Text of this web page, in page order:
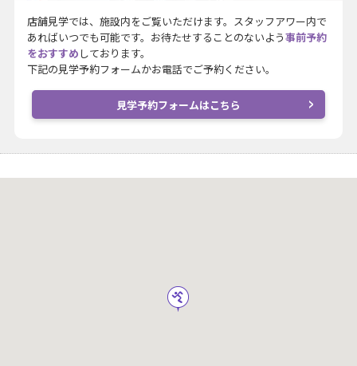
店舗見学では、施設内をご覧いただけます。スタッフアワー内で
あればいつでも可能です。お待たせすることのないよう事前予約
をおすすめ しております。
下記の見学予約フォームかお電話でご予約ください。
見学予約フォームはこちら